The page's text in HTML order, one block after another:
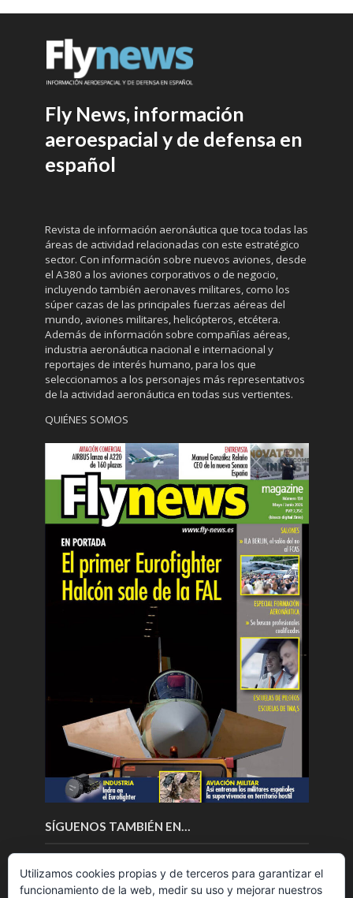
Fly News, información
aeroespacial y de defensa en
español
Revista de información aeronáutica que toca todas las
áreas de actividad relacionadas con este estratégico
sector. Con información sobre nuevos aviones, desde
el A380 a los aviones corporativos o de negocio,
incluyendo también aeronaves militares, como los
súper cazas de las principales fuerzas aéreas del
mundo, aviones militares, helicópteros, etcétera.
Además de información sobre compañías aéreas,
industria aeronáutica nacional e internacional y
reportajes de interés humano, para los que
seleccionamos a los personajes más representativos
de la actividad aeronáutica en todas sus vertientes.
QUIÉNES SOMOS
SÍGUENOS TAMBIÉN EN…
Utilizamos cookies propias y de terceros para garantizar el
funcionamiento de la web, medir su uso y mejorar nuestros